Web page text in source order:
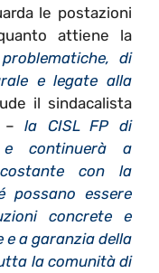
le postazioni
attiene la
di
e legate alla
il sindacalista
–la CISL FP di
continuerà a
con la
possano essere
concrete e
e a garanzia della
la comunità di